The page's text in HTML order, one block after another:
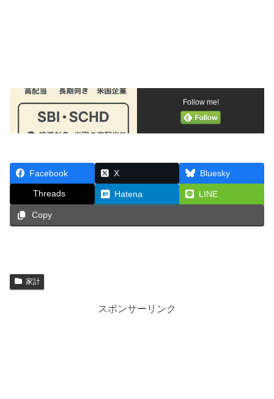
Follow me!
Facebook X Bluesky
Threads Hatena LINE
Copy
家計
スポンサーリンク